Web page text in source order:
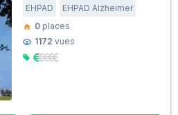
EHPAD
EHPAD Alzheimer
0 places
1172 vues